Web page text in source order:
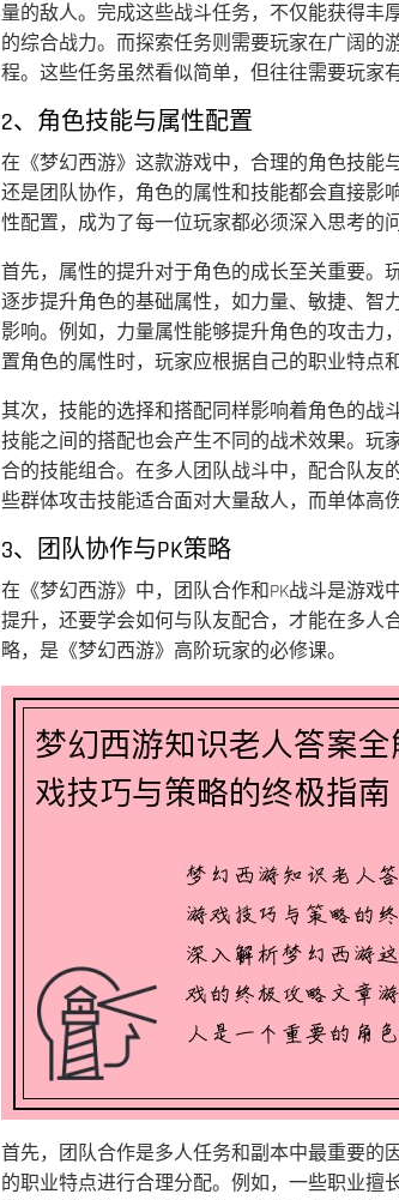
量的敌人。完成这些战斗任务，不仅能获得丰
的综合战力。而探索任务则需要玩家在广阔的
程。这些任务虽然看似简单，但往往需要玩家
2、角色技能与属性配置
在《梦幻西游》这款游戏中，合理的角色技能
还是团队协作，角色的属性和技能都会直接影
性配置，成为了每一位玩家都必须深入思考的问
首先，属性的提升对于角色的成长至关重要。
逐步提升角色的基础属性，如力量、敏捷、智
影响。例如，力量属性能够提升角色的攻击力
置角色的属性时，玩家应根据自己的职业特点
其次，技能的选择和搭配同样影响着角色的战
技能之间的搭配也会产生不同的战术效果。玩
合的技能组合。在多人团队战斗中，配合队友
些群体攻击技能适合面对大量敌人，而单体高
3、团队协作与PK策略
在《梦幻西游》中，团队合作和PK战斗是游
提升，还要学会如何与队友配合，才能在多人
略，是《梦幻西游》高阶玩家的必修课。
首先，团队合作是多人任务和副本中最重要的
的职业特点进行合理分配。例如，一些职业擅